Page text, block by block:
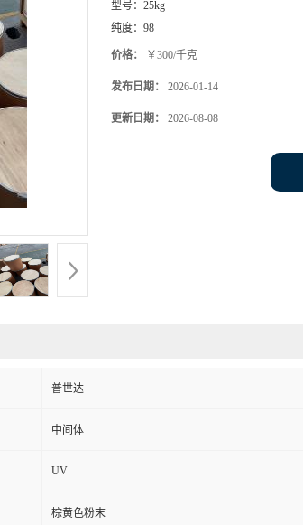
型号： 25kg
纯度： 98
价格： ￥300/千克
发布日期： 2026-01-14
更新日期： 2026-08-08
普世达
中间体
UV
棕黄色粉末